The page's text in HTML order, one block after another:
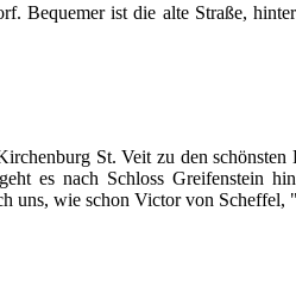
Bequemer ist die alte Straße,
St. Veit zu den
es nach Schloss Greifenstein
uns, wie schon Victor von